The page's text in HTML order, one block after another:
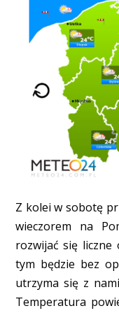
Z kolei w sobotę
wieczorem na
rozwijać się liczne
tym będzie bez
utrzyma się z
Temperatura